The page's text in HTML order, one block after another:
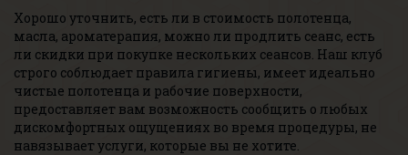
Хорошо уточнить, есть ли в стоимость полотенца,
масла, ароматерапия, можно ли продлить сеанс, есть
ли скидки при покупке нескольких сеансов. Наш клуб
строго соблюдает правила гигиены, имеет идеально
чистые полотенца и рабочие поверхности,
предоставляет вам возможность сообщить о любых
дискомфортных ощущениях во время процедуры, не
навязывает услуги, которые вы не хотите.